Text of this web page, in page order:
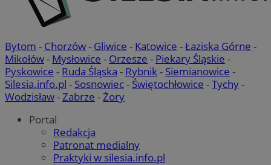
Bytom - Chorzów- Gliwice - Katowice -Łaziska Górne -
Mikołów- Mysłowice - Orzesze - Piekary Śląskie -
Pyskowice - Ruda Śląska - Rybnik- Siemianowice -
Silesia.info.pl - Sosnowiec- Świętochłowice -Tychy-
Wodzisław-Zabrze -Żory
Portal
Redakcja
Patronat medialny
Praktyki w silesia.info.pl